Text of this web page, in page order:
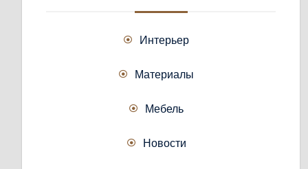
Интерьер
Материалы
Мебель
Новости